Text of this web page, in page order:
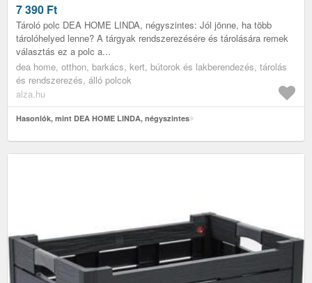
7 390 Ft
Tároló polc DEA HOME LINDA, négyszintes: Jól jönne, ha több
tárolóhelyed lenne? A tárgyak rendszerezésére és tárolására remek
választás ez a polc a...
dea home, otthon, barkács, kert, bútorok és lakberendezés, tárolás
és rendszerezés, álló polcok
alza.hu
Hasonlók, mint DEA HOME LINDA, négyszintes